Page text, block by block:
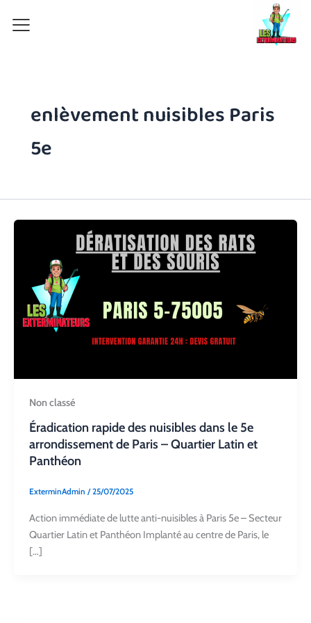
enlèvement nuisibles Paris
5e
Non classé
Éradication rapide des nuisibles dans le 5e
arrondissement de Paris – Quartier Latin et
Panthéon
ExterminAdmin /25/07/2025
Action immédiate de lutte anti-nuisibles à Paris 5e – Secteur
Quartier Latin et Panthéon Implanté au centre de Paris, le
[…]